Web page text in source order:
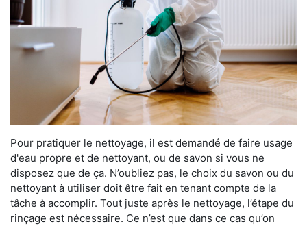
Pour pratiquer le nettoyage, il est demandé de faire usage
d'eau propre et de nettoyant, ou de savon si vous ne
disposez que de ça. N’oubliez pas, le choix du savon ou du
nettoyant à utiliser doit être fait en tenant compte de la
tâche à accomplir. Tout juste après le nettoyage, l’étape du
rinçage est nécessaire. Ce n’est que dans ce cas qu’on